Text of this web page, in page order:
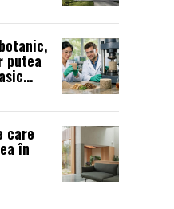
putea
care
în